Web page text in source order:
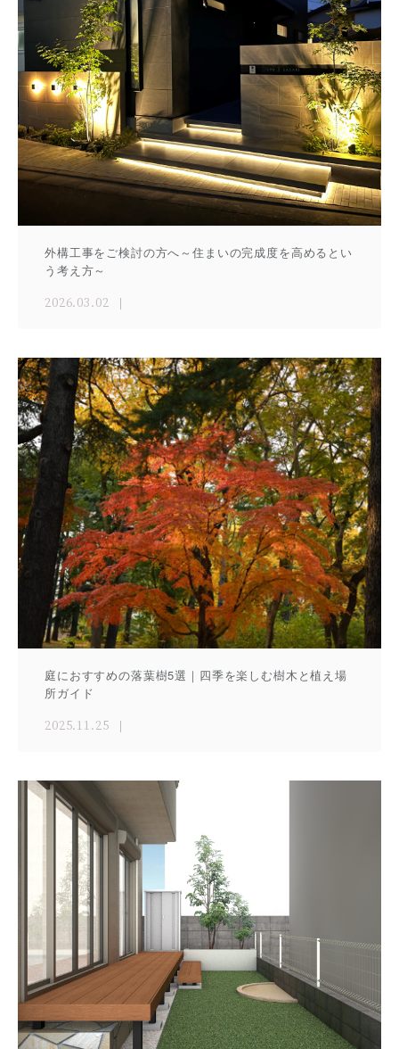
外構工事をご検討の方へ～住まいの完成度を高めるとい
う考え方～
2026.03.02
庭におすすめの落葉樹5選｜四季を楽しむ樹木と植え場
所ガイド
2025.11.25